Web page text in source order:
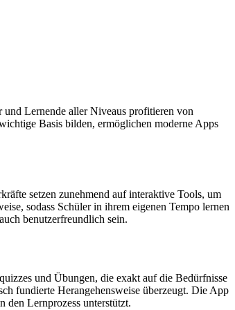
Lernende aller Niveaus profitieren von
Basis bilden, ermöglichen moderne Apps
setzen zunehmend auf interaktive Tools, um
sodass Schüler in ihrem eigenen Tempo lernen
benutzerfreundlich sein.
und Übungen, die exakt auf die Bedürfnisse
fundierte Herangehensweise überzeugt. Die App
den Lernprozess unterstützt.